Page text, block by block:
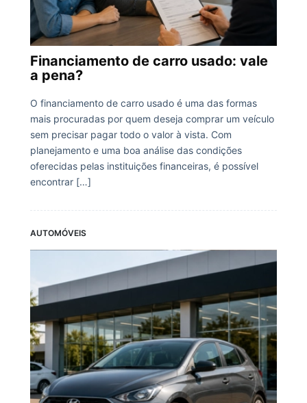
Financiamento de carro usado: vale
a pena?
O financiamento de carro usado é uma das formas
mais procuradas por quem deseja comprar um veículo
sem precisar pagar todo o valor à vista. Com
planejamento e uma boa análise das condições
oferecidas pelas instituições financeiras, é possível
encontrar […]
AUTOMÓVEIS